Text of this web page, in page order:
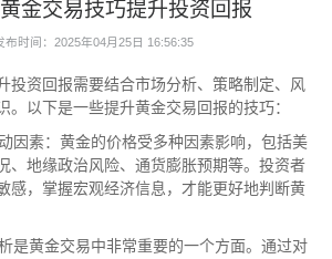
金交易技巧提升投资回报
布时间：2025年04月25日 16:56:35
投资回报需要结合市场分析、策略制定、风
。以下是一些提升黄金交易回报的技巧：
因素：黄金的价格受多种因素影响，包括美
、地缘政治风险、通货膨胀预期等。投资者
感，掌握宏观经济信息，才能更好地判断黄
是黄金交易中非常重要的一个方面。通过对